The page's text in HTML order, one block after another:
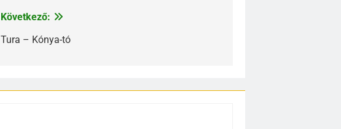
Következő:
Tura – Kónya-tó